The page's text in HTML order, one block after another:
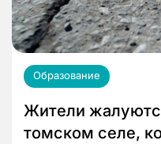
Образование
Жители
томском селе,